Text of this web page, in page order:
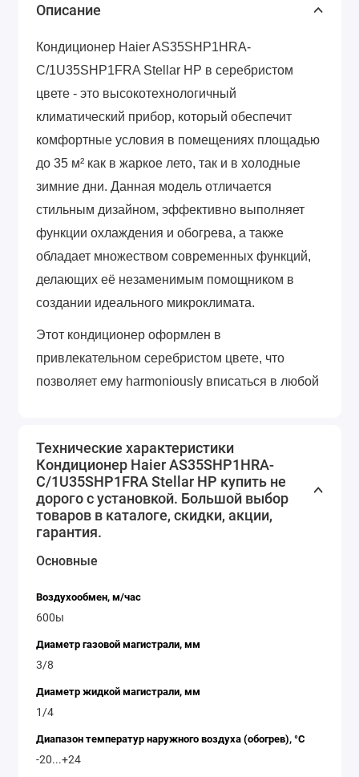
Описание
Кондиционер Haier AS35SHP1HRA-
C/1U35SHP1FRA Stellar HP в серебристом
цвете - это высокотехнологичный
климатический прибор, который обеспечит
комфортные условия в помещениях площадью
до 35 м² как в жаркое лето, так и в холодные
зимние дни. Данная модель отличается
стильным дизайном, эффективно выполняет
функции охлаждения и обогрева, а также
обладает множеством современных функций,
делающих её незаменимым помощником в
создании идеального микроклимата.
Этот кондиционер оформлен в
привлекательном серебристом цвете, что
позволяет ему harmoniously вписаться в любой
практически незаметным при работе. Внешний
блок также отличается компактностью и удобен
в установке, в то время как его шумовой
уровень - 49 дБ - не доставит неудобств
соседям.
Инверторный тип управления:
позволяет значительно снизить
менее стабильную и эффективную работу
энергоэффективности A++ для охлаждения
и A+ для обогрева.
Технические характеристики
Кондиционер Haier AS35SHP1HRA-
C/1U35SHP1FRA Stellar HP купить не
дорого с установкой. Большой выбор
товаров в каталоге, скидки, акции,
гарантия.
Основные
Воздухообмен, м/час
600ы
Диаметр газовой магистрали, мм
3/8
Диаметр жидкой магистрали, мм
1/4
Диапазон температур наружного воздуха (обогрев), °C
-20...+24